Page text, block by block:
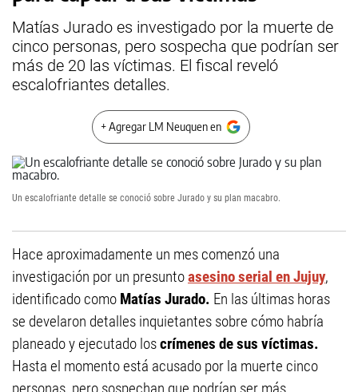
Matías Jurado es investigado por la muerte de
cinco personas, pero sospecha que podrían ser
más de 20 las víctimas. El fiscal reveló
escalofriantes detalles.
+ Agregar LM Neuquen en
Un escalofriante detalle se conoció sobre Jurado y su plan macabro.
Hace aproximadamente un mes comenzó una
investigación por un presuntoasesino serial en Jujuy,
identificado como Matías Jurado. En las últimas horas
se develaron detalles inquietantes sobre cómo habría
planeado y ejecutado loscrímenes de sus víctimas.
Hasta el momento está acusado por la muerte cinco